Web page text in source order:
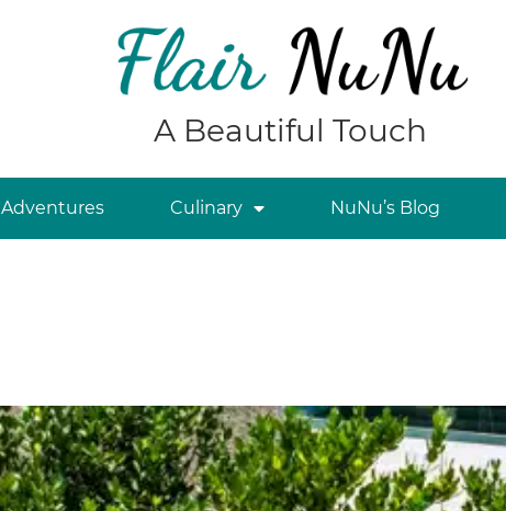
A Beautiful Touch
Adventures Culinary NuNu’s Blog